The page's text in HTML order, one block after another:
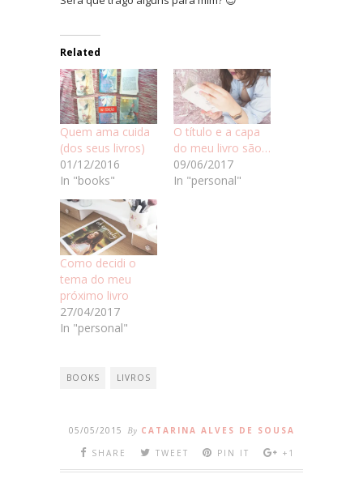
Related
Quem ama cuida
(dos seus livros)
01/12/2016
In "books"
O título e a capa
do meu livro são…
09/06/2017
In "personal"
Como decidi o
tema do meu
próximo livro
27/04/2017
In "personal"
BOOKS LIVROS
05/05/2015 By CATARINA ALVES DE SOUSA
SHARE
TWEET PIN IT +1